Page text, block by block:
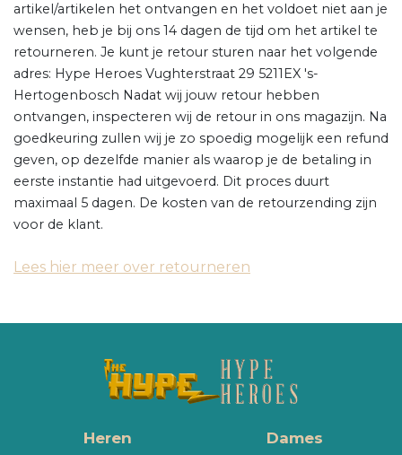
artikel/artikelen het ontvangen en het voldoet niet aan je
wensen, heb je bij ons 14 dagen de tijd om het artikel te
retourneren. Je kunt je retour sturen naar het volgende
adres: Hype Heroes Vughterstraat 29 5211EX 's-
Hertogenbosch Nadat wij jouw retour hebben
ontvangen, inspecteren wij de retour in ons magazijn. Na
goedkeuring zullen wij je zo spoedig mogelijk een refund
geven, op dezelfde manier als waarop je de betaling in
eerste instantie had uitgevoerd. Dit proces duurt
maximaal 5 dagen. De kosten van de retourzending zijn
voor de klant.
Lees hier meer over retourneren
Heren
Dames